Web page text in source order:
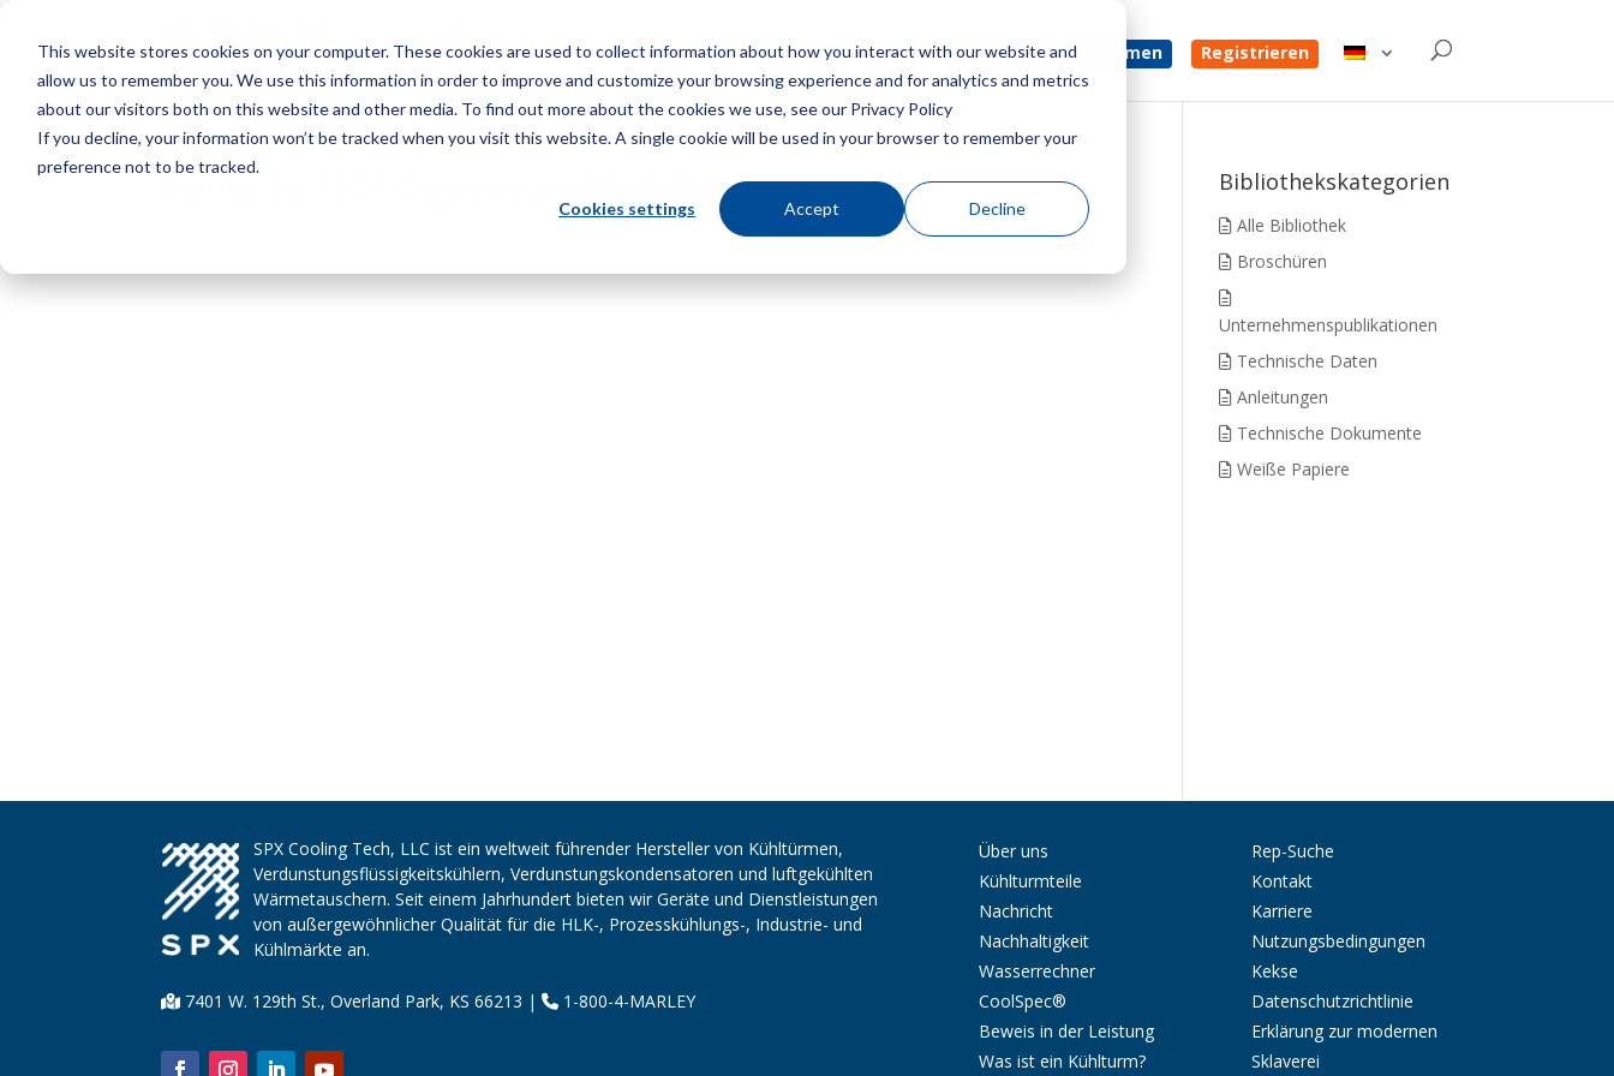
This website stores cookies on your computer. These cookies are used to collect information about how you interact with our website and
allow us to remember you. We use this information in order to improve and customize your browsing experience and for analytics and metrics
about our visitors both on this website and other media. To find out more about the cookies we use, see our Privacy Policy
If you decline, your information won’t be tracked when you visit this website. A single cookie will be used in your browser to remember your
preference not to be tracked.
Cookies settings Accept Decline
Speisekarte Ein Angebot bekommen Registrieren
Marley MC120S Gegenstrom-Filmfüllung Bibliothekskategorien
Alle Bibliothek
Broschüren
Unternehmenspublikationen
Technische Daten
Anleitungen
Technische Dokumente
Weiße Papiere
SPX Cooling Tech, LLC ist ein weltweit führender Hersteller von Kühltürmen,
Verdunstungsflüssigkeitskühlern, Verdunstungskondensatoren und luftgekühlten
Wärmetauschern. Seit einem Jahrhundert bieten wir Geräte und Dienstleistungen
von außergewöhnlicher Qualität für die HLK-, Prozesskühlungs-, Industrie- und
Kühlmärkte an.
7401 W. 129th St., Overland Park, KS 66213 | 1-800-4-MARLEY
Über uns
Kühlturmteile
Nachricht
Nachhaltigkeit
Wasserrechner
CoolSpec®
Beweis in der Leistung
Was ist ein Kühlturm?
Rep-Suche
Kontakt
Karriere
Nutzungsbedingungen
Kekse
Datenschutzrichtlinie
Erklärung zur modernen
Sklaverei